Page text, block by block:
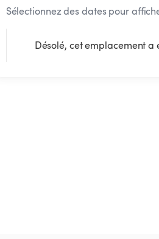
Sélectionnez des dates pour
Désolé, cet emplacement a